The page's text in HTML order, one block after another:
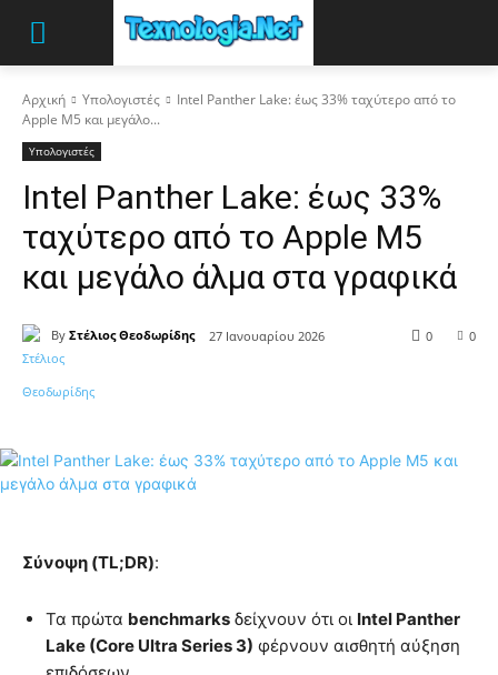
Αρχική Υπολογιστές
Intel Panther Lake: έως 33% ταχύτερο από το
Apple M5 και μεγάλο...
Υπολογιστές
Intel Panther Lake: έως 33%
ταχύτερο από το Apple M5
και μεγάλο άλμα στα γραφικά
By Στέλιος Θεοδωρίδης 27 Ιανουαρίου 2026 0
0
Σύνοψη (TL;DR):
Τα πρώτα benchmarks δείχνουν ότι οι Intel Panther
Lake (Core Ultra Series 3) φέρνουν αισθητή αύξηση